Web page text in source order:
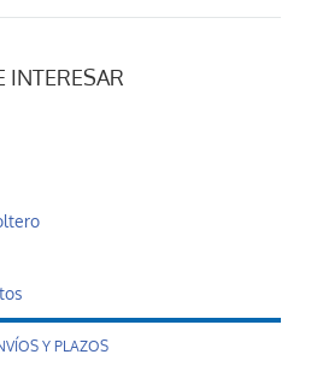
INTERESAR
Y PLAZOS